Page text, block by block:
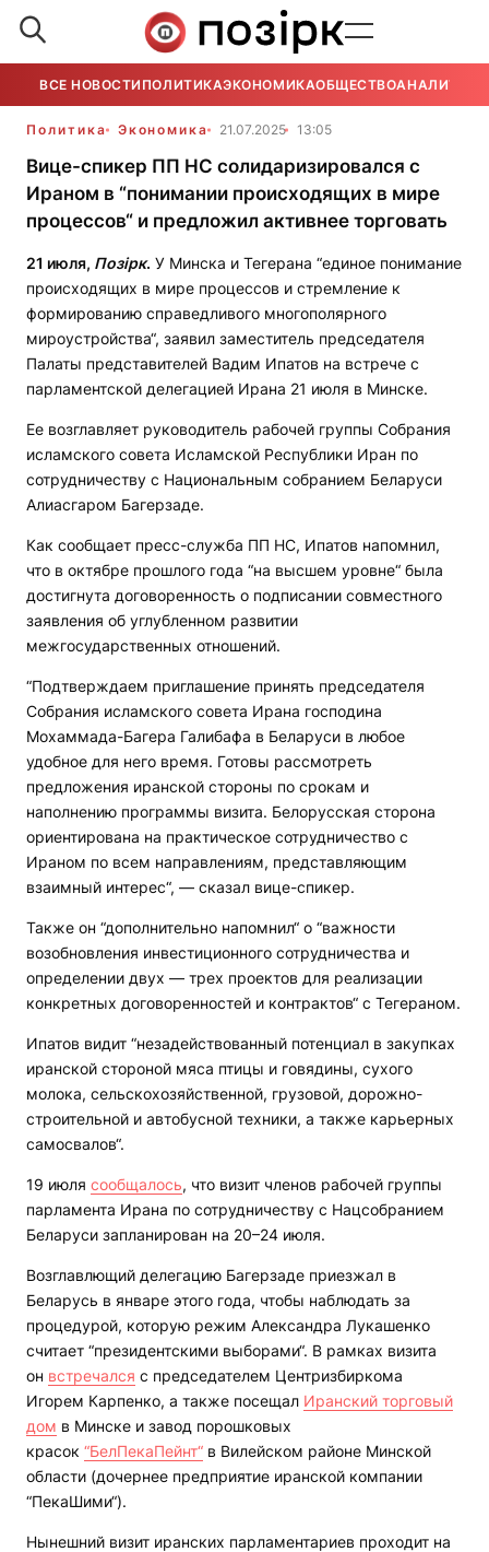
ВСЕ НОВОСТИ ПОЛИТИКАЭКОНОМИКАОБЩЕСТВОАНАЛИТИКА
Политика Экономика 21.07.2025 13:05
Вице-спикер ПП НС солидаризировался с
Ираном в “понимании происходящих в мире
процессов“ и предложил активнее торговать
21 июля, Позірк. У Минска и Тегерана “единое понимание
происходящих в мире процессов и стремление к
формированию справедливого многополярного
мироустройства“, заявил заместитель председателя
Палаты представителей Вадим Ипатов на встрече с
парламентской делегацией Ирана 21 июля в Минске.
Ее возглавляет руководитель рабочей группы Собрания
исламского совета Исламской Республики Иран по
сотрудничеству с Национальным собранием Беларуси
Алиасгаром Багерзаде.
Как сообщает пресс-служба ПП НС, Ипатов напомнил,
что в октябре прошлого года “на высшем уровне“ была
достигнута договоренность о подписании совместного
заявления об углубленном развитии
межгосударственных отношений.
“Подтверждаем приглашение принять председателя
Собрания исламского совета Ирана господина
Мохаммада-Багера Галибафа в Беларуси в любое
удобное для него время. Готовы рассмотреть
предложения иранской стороны по срокам и
наполнению программы визита. Белорусская сторона
ориентирована на практическое сотрудничество с
Ираном по всем направлениям, представляющим
взаимный интерес“, — сказал вице-спикер.
Также он “дополнительно напомнил“ о “важности
возобновления инвестиционного сотрудничества и
определении двух — трех проектов для реализации
конкретных договоренностей и контрактов“ с Тегераном.
Ипатов видит “незадействованный потенциал в закупках
иранской стороной мяса птицы и говядины, сухого
молока, сельскохозяйственной, грузовой, дорожно-
строительной и автобусной техники, а также карьерных
самосвалов“.
19 июля сообщалось, что визит членов рабочей группы
парламента Ирана по сотрудничеству с Нацсобранием
Беларуси запланирован на 20–24 июля.
Возглавлющий делегацию Багерзаде приезжал в
Беларусь в январе этого года, чтобы наблюдать за
процедурой, которую режим Александра Лукашенко
считает “президентскими выборами“. В рамках визита
он встречался с председателем Центризбиркома
Игорем Карпенко, а также посещал Иранский торговый
дом в Минске и завод порошковых
красок “БелПекаПейнт“ в Вилейском районе Минской
области (дочернее предприятие иранской компании
“ПекаШими“).
Нынешний визит иранских парламентариев проходит на